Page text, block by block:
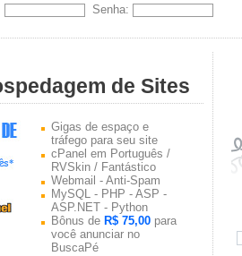
Senha:
de Sites
Gigas de espaço e
tráfego para seu site
cPanel em Português /
RVSkin / Fantástico
Webmail - Anti-Spam
MySQL - PHP - ASP -
ASP.NET - Python
Bônus de R$ 75,00para
você anunciar no
BuscaPé